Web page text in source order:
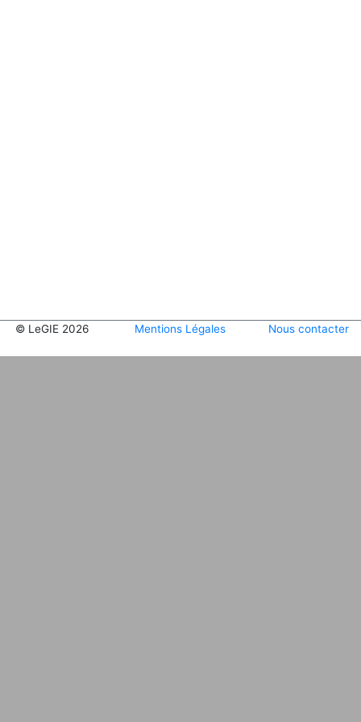
© LeGIE 2026 Mentions Légales Nous contacter